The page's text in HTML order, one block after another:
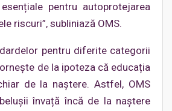
pentru autoprotejarea
riscuri”, subliniază OMS.
pentru diferite categorii
de la ipoteza că educația
de la naștere. Astfel, OMS
învață încă de la naștere